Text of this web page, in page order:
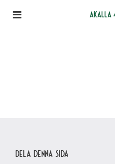
Akalla
Dela denna sida